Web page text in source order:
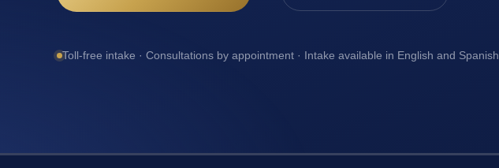
Toll-free intake · Consultations by appointment · Intake available in English and Spanish